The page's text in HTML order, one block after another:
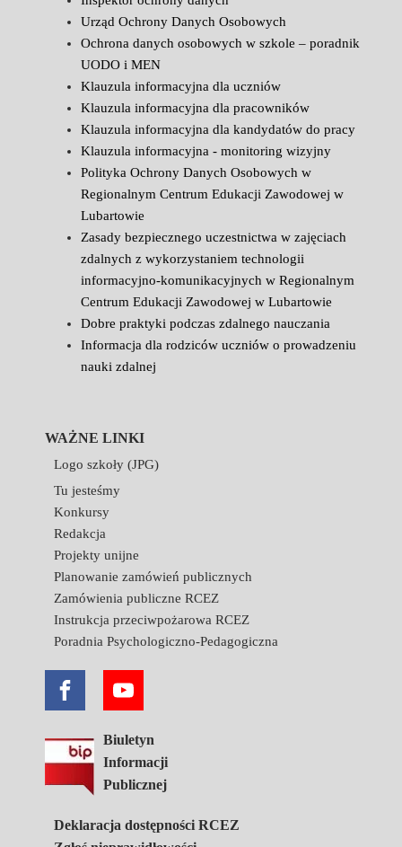
Urząd Ochrony Danych Osobowych
Ochrona danych osobowych w szkole – poradnik
UODO i MEN
Klauzula informacyjna dla uczniów
Klauzula informacyjna dla pracowników
Klauzula informacyjna dla kandydatów do pracy
Klauzula informacyjna - monitoring wizyjny
Polityka Ochrony Danych Osobowych w
Regionalnym Centrum Edukacji Zawodowej w
Lubartowie
Zasady bezpiecznego uczestnictwa w zajęciach
zdalnych z wykorzystaniem technologii
informacyjno-komunikacyjnych w Regionalnym
Centrum Edukacji Zawodowej w Lubartowie
Dobre praktyki podczas zdalnego nauczania
Informacja dla rodziców uczniów o prowadzeniu
nauki zdalnej
WAŻNE LINKI
Logo szkoły (JPG)
Tu jesteśmy
Konkursy
Redakcja
Projekty unijne
Planowanie zamówień publicznych
Zamówienia publiczne RCEZ
Instrukcja przeciwpożarowa RCEZ
Poradnia Psychologiczno-Pedagogiczna
Biuletyn
Informacji
Publicznej
Deklaracja dostępności RCEZ